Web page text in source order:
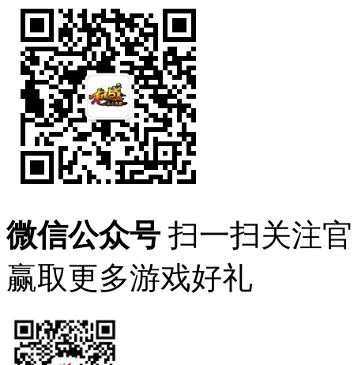
微信公众号 扫一扫关注
赢取更多游戏好礼